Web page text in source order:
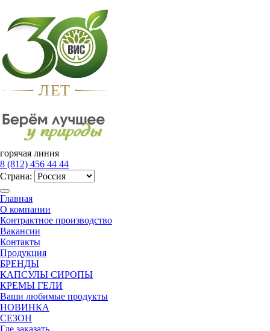
ЛЕТ
горячая линия
8 (812) 456 44 44
Страна:
Главная
О компании
Контрактное производство
Вакансии
Контакты
Продукция
БРЕНДЫ
КАПСУЛЫ СИРОПЫ
КРЕМЫ ГЕЛИ
Ваши любимые продукты
НОВИНКА
СЕЗОН
Где заказать